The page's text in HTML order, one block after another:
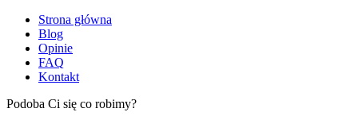
Strona główna
Blog
Opinie
FAQ
Kontakt
Podoba Ci się co robimy?